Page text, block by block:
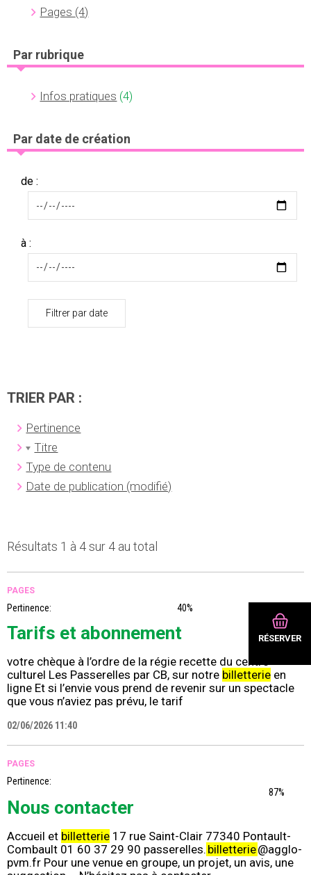
RÉSERVER
Pages (4)
Par rubrique
Infos pratiques (4)
Par date de création
de :
à :
Filtrer par date
TRIER PAR :
Pertinence
Titre
Type de contenu
Date de publication (modifié)
Résultats 1 à 4 sur 4 au total
PAGES
Pertinence: 40%
Tarifs et abonnement
votre chèque à l’ordre de la régie recette du centre
culturel Les Passerelles par CB, sur notre billetterie en
ligne Et si l’envie vous prend de revenir sur un spectacle
que vous n’aviez pas prévu, le tarif
02/06/2026 11:40
PAGES
Pertinence:
87%
Nous contacter
Accueil et billetterie 17 rue Saint-Clair 77340 Pontault-
Combault 01 60 37 29 90 passerelles. billetterie@agglo-
pvm.fr Pour une venue en groupe, un projet, un avis, une